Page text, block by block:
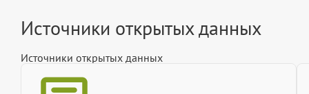
Источники открытых данных
Источники открытых данных